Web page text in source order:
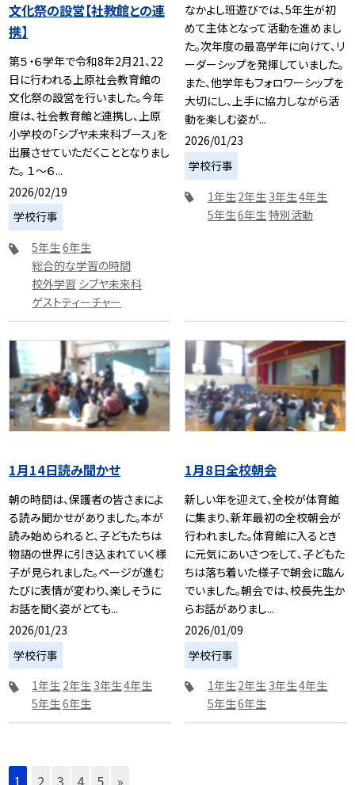
文化祭の設営【社教館との連
携】
第５・６学年で令和8年2月21、22
日に行われる上原社会教育館の
文化祭の設営を行いました。今年
度は、社会教育館と連携し、上原
小学校の「シブヤ未来科ブース」を
出展させていただくこととなりまし
た。 １～６...
2026/02/19
学校行事
5年生6年生
総合的な学習の時間
校外学習 シブヤ未来科
ゲストティーチャー
なかよし班遊びでは、5年生が初
めて主体となって活動を進めまし
た。次年度の最高学年に向けて、リ
ーダーシップを発揮していました。
また、他学年もフォロワーシップを
大切にし、上手に協力しながら活
動を楽しむ姿が...
2026/01/23
学校行事
1年生 2年生 3年生4年生
5年生6年生 特別活動
1月14日読み聞かせ
朝の時間は、保護者の皆さまによ
る読み聞かせがありました。本が
読み始められると、子どもたちは
物語の世界に引き込まれていく様
子が見られました。ページが進む
たびに表情が変わり、楽しそうに
お話を聞く姿がとても...
2026/01/23
学校行事
1年生 2年生 3年生4年生
5年生6年生
1月8日全校朝会
新しい年を迎えて、全校が体育館
に集まり、新年最初の全校朝会が
行われました。体育館に入るとき
に元気にあいさつをして、子どもた
ちは落ち着いた様子で朝会に臨ん
でいました。朝会では、校長先生か
らお話がありまし...
2026/01/09
学校行事
1年生2年生 3年生4年生
5年生6年生
1 2 3 4 5 »